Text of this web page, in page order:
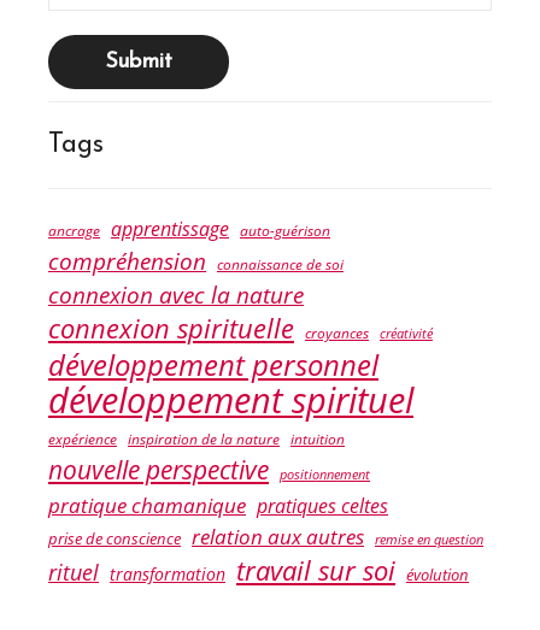
Tags
ancrage apprentissage auto-guérison
compréhension connaissance de soi
connexion avec la nature
connexion spirituelle croyances créativité
développement personnel
développement spirituel
expérience inspiration de la nature intuition
nouvelle perspective positionnement
pratique chamanique pratiques celtes
prise de conscience relation aux autres remise en question
rituel transformation travail sur soi évolution